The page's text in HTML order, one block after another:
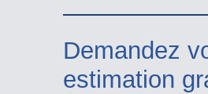
Demandez
estimation